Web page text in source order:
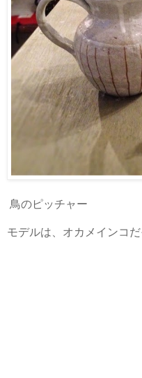
鳥のピッチャー
モデルは、オカメインコ